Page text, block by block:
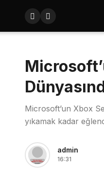
Microsoft’un Xbox
yıkamak kadar
admin
16:31